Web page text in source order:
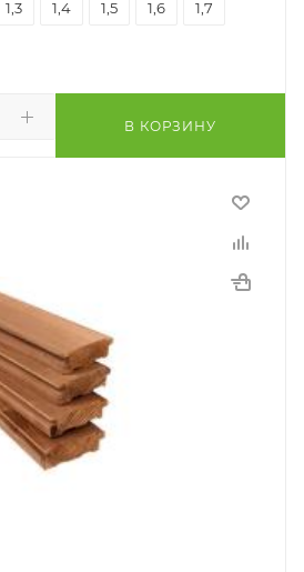
В КОРЗИНУ
1,3 1,4 1,5 1,6 1,7